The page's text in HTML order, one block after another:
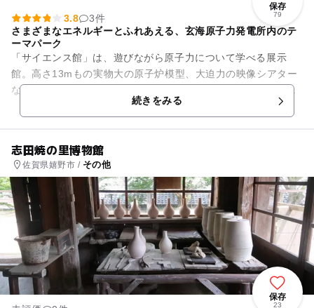
保存
79
3.8
3件
さまざまなエネルギーとふれあえる、玄海原子力発電所内のテ
ーマパーク
「サイエンス館」は、遊びながら原子力について学べる展示
館。高さ13mもの実物大の原子炉模型、大迫力の映像シアター
などで原子力発電について学んだ後は、クイズやゲームにチャ
レンジ。希望をすれば、スタ...続きをみる
志田焼の里博物館
佐賀県嬉野市 / その他
保存
23